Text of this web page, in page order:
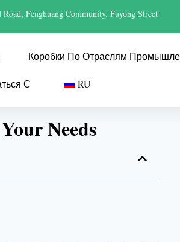
Fenghuang Community, Fuyong Street
Коробки По Отраслям
С RU
Needs